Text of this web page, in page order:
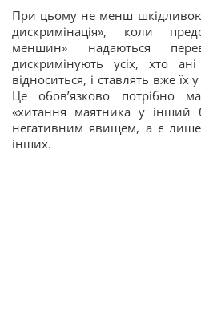
При цьому не менш шкідливою
дискримінація», коли
меншин» надаються
дискримінують усіх, хто
відноситься, і ставлять вже
Це обов’язково потрібно
«хитання маятника у інший
негативним явищем, а є
інших.